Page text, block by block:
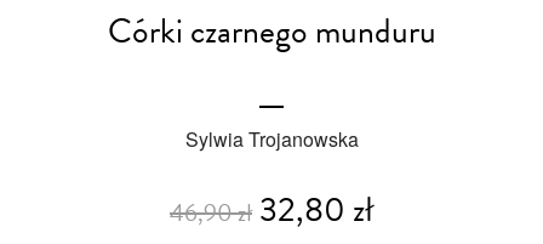
Córki czarnego munduru
Sylwia Trojanowska
46,90 zł32,80 zł